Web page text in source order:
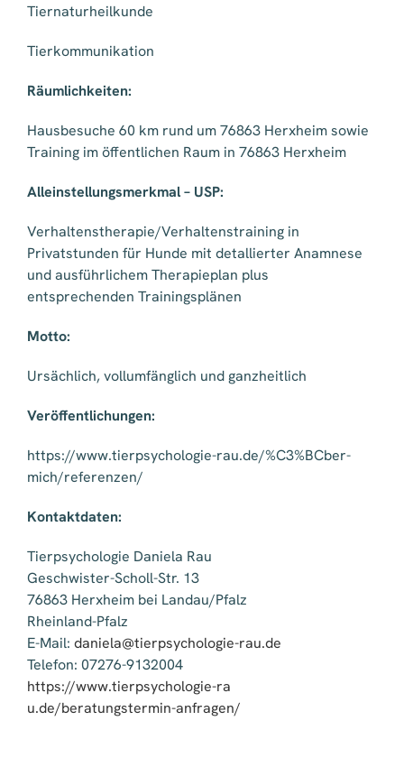
Tiernaturheilkunde
Tierkommunikation
Räumlichkeiten:
Hausbesuche 60 km rund um 76863 Herxheim sowie
Training im öffentlichen Raum in 76863 Herxheim
Alleinstellungsmerkmal – USP:
Verhaltenstherapie/Verhaltenstraining in
Privatstunden für Hunde mit detallierter Anamnese
und ausführlichem Therapieplan plus
entsprechenden Trainingsplänen
Motto:
Ursächlich, vollumfänglich und ganzheitlich
Veröffentlichungen:
https://www.tierpsychologie-rau.de/%C3%BCber-
mich/referenzen/
Kontaktdaten:
Tierpsychologie Daniela Rau
Geschwister-Scholl-Str. 13
76863 Herxheim bei Landau/Pfalz
Rheinland-Pfalz
E-Mail: daniela@tierpsychologie-rau.de
Telefon: 07276-9132004
https://www.tierpsychologie-ra
u.de/beratungstermin-anfragen/